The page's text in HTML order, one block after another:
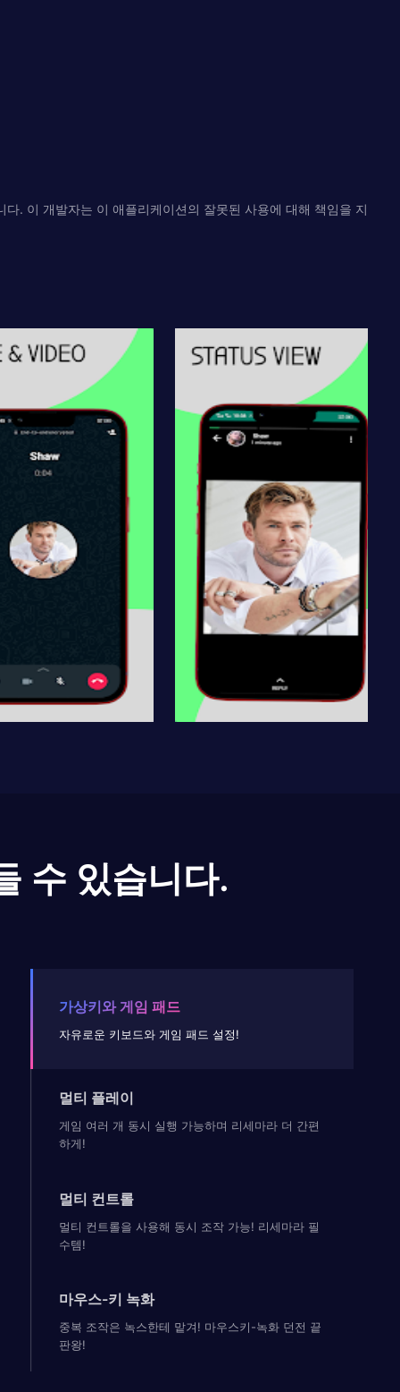
. 이 개발자는 이 애플리케이션의 잘못된 사용에 대해 책임을 지
수 있습니다.
가상키와 게임 패드
자유로운 키보드와 게임 패드 설정!
멀티 플레이
게임 여러 개 동시 실행 가능하며 리세마라 더 간편
하게!
멀티 컨트롤
멀티 컨트롤을 사용해 동시 조작 가능! 리세마라 필
수템!
마우스-키 녹화
중복 조작은 녹스한테 맡겨! 마우스키-녹화 던전 끝
판왕!